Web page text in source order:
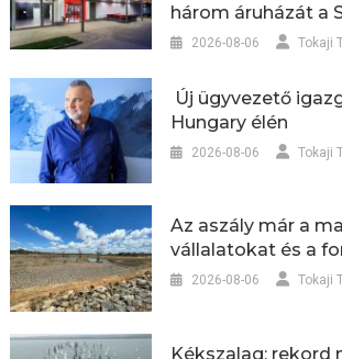
három áruházát a
2026-08-06 Tokaji
Új ügyvezető
Hungary élén
2026-08-06 Tokaji
Az aszály már a
vállalatokat és a
2026-08-06 Tokaji
Kékszalag: